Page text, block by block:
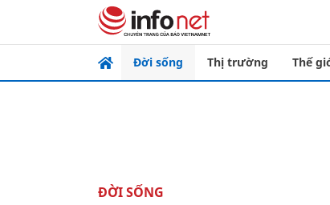
Đời sống Thị trường Thế
ĐỜI SỐNG